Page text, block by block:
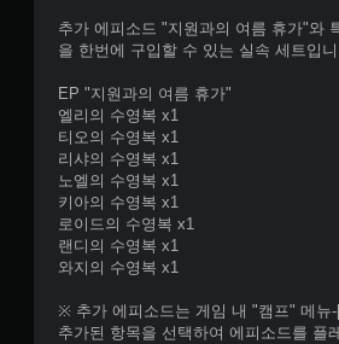
추가 에피소드 "지원과의 여름 휴가"와
을 한번에 구입할 수 있는 실속 세트입
EP "지원과의 여름 휴가"
엘리의 수영복 x1
티오의 수영복 x1
리샤의 수영복 x1
노엘의 수영복 x1
키아의 수영복 x1
로이드의 수영복 x1
랜디의 수영복 x1
와지의 수영복 x1
※ 추가 에피소드는 게임 내 "캠프" 메뉴
추가된 항목을 선택하여 에피소드를 플